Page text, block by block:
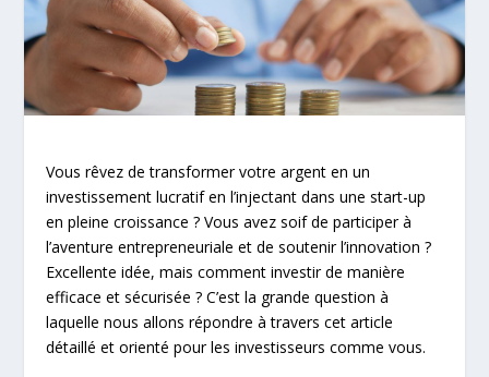
Vous rêvez de transformer votre argent en un
investissement lucratif en l’injectant dans une start-up
en pleine croissance ? Vous avez soif de participer à
l’aventure entrepreneuriale et de soutenir l’innovation ?
Excellente idée, mais comment investir de manière
efficace et sécurisée ? C’est la grande question à
laquelle nous allons répondre à travers cet article
détaillé et orienté pour les investisseurs comme vous.